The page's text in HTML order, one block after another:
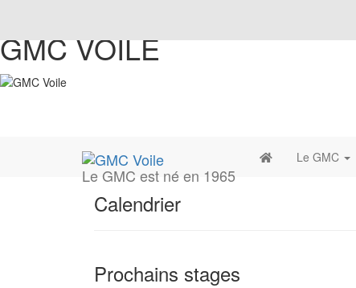
GMC VOILE
Le GMC est né en 1965
Le GMC
Calendrier
Prochains stages